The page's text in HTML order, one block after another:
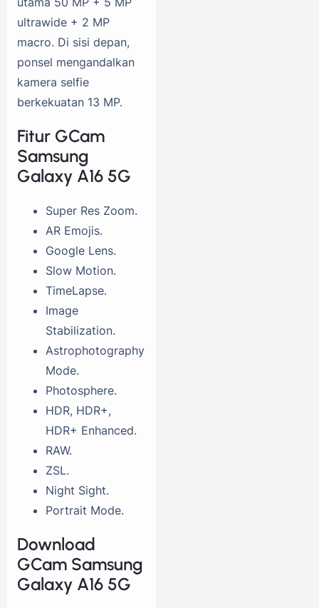
ultrawide + 2 MP
macro. Di sisi depan,
ponsel mengandalkan
kamera selfie
berkekuatan 13 MP.
Fitur GCam
Samsung
Galaxy A16 5G
Super Res Zoom.
AR Emojis.
Google Lens.
Slow Motion.
TimeLapse.
Image
Stabilization.
Astrophotography
Mode.
Photosphere.
HDR, HDR+,
HDR+ Enhanced.
RAW.
ZSL.
Night Sight.
Portrait Mode.
Download
GCam Samsung
Galaxy A16 5G